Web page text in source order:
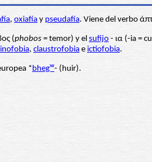
, oxiafía y pseudafía. Viene del verbo
(phobos = temor) y el sufijo - ια (-ia =
, claustrofobia e ictiofobia.
* bhegᵂ- (huir).